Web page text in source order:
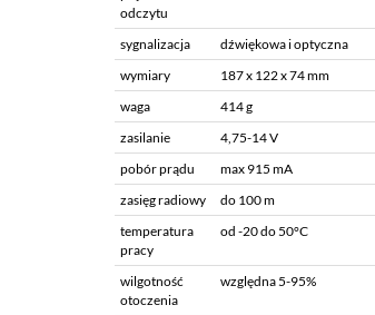
odczytu
sygnalizacja
dźwiękowa i optyczna
wymiary
187 x 122 x 74 mm
waga
414 g
zasilanie
4,75-14 V
pobór prądu
max 915 mA
zasięg radiowy
do 100 m
temperatura
pracy
od -20 do 50°C
wilgotność
otoczenia
względna 5-95%